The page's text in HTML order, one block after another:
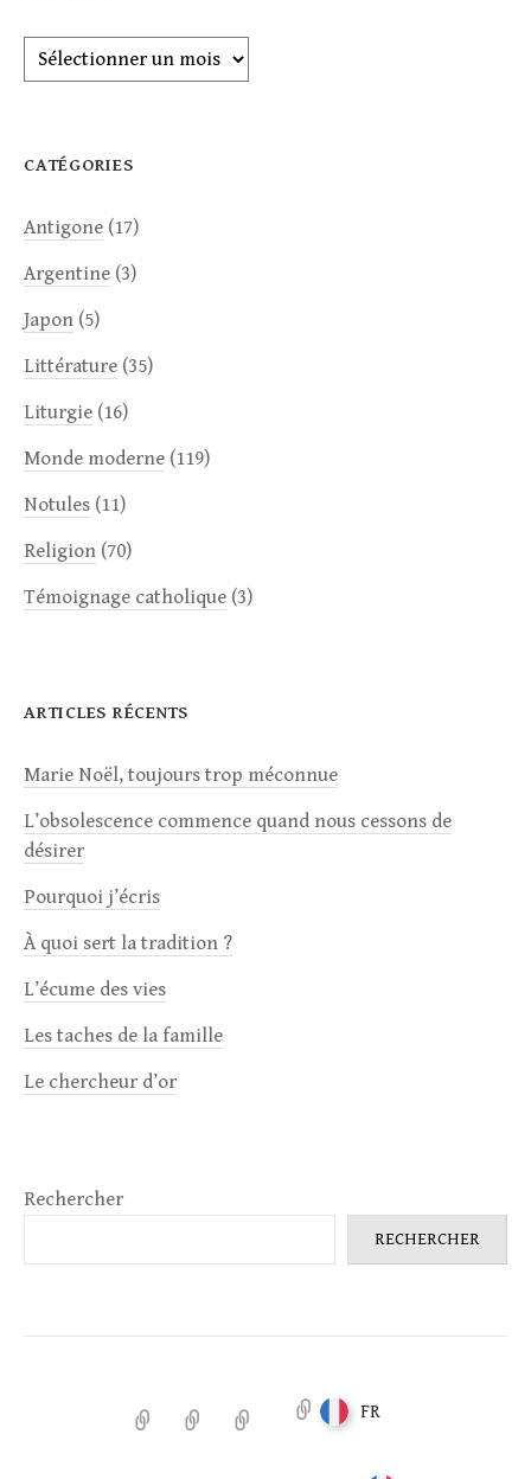
Archives
CATÉGORIES
Antigone (17)
Argentine (3)
Japon (5)
Littérature (35)
Liturgie (16)
Monde moderne (119)
Notules (11)
Religion (70)
Témoignage catholique (3)
ARTICLES RÉCENTS
Marie Noël, toujours trop méconnue
L’obsolescence commence quand nous cessons de
désirer
Pourquoi j’écris
À quoi sert la tradition ?
L’écume des vies
Les taches de la famille
Le chercheur d’or
Rechercher
RECHERCHER
Accueil Notules Antigone FR